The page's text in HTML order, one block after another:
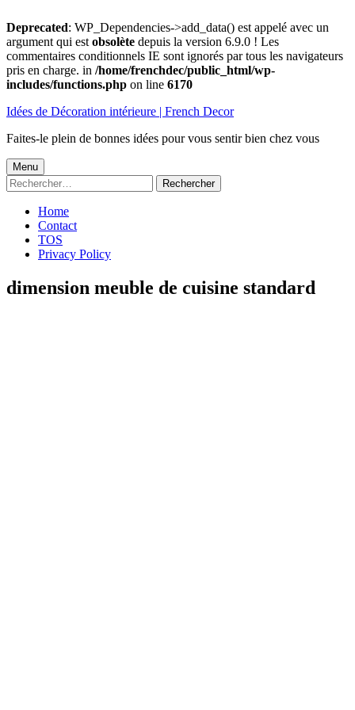
Deprecated: WP_Dependencies->add_data() est appelé avec un
argument qui est obsolète depuis la version 6.9.0 ! Les
commentaires conditionnels IE sont ignorés par tous les navigateurs
pris en charge. in /home/frenchdec/public_html/wp-
includes/functions.php on line 6170
au
Idées de Décoration intérieure | French Decor
Faites-le plein de bonnes idées pour vous sentir bien chez vous
Menu
principal
Menu
Rechercher :
Home
Contact
TOS
Privacy Policy
dimension meuble de cuisine standard